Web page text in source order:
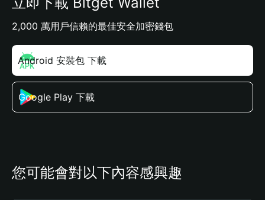
2,000 萬用戶信賴的最佳安全加密錢包
Android 安裝包 下載
Google Play 下載
您可能會對以下內容感興趣